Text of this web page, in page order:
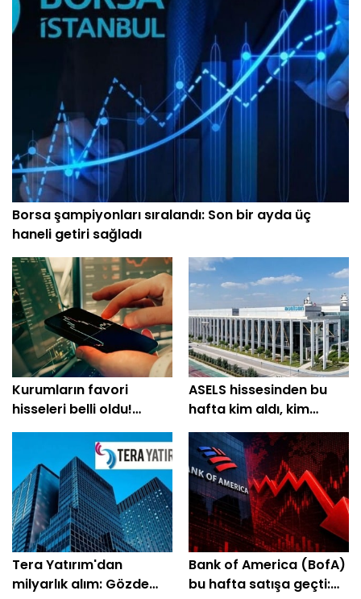
Borsa şampiyonları sıralandı: Son bir ayda üç
haneli getiri sağladı
Kurumların favori
hisseleri belli oldu!
Yüzde 200'e yakın getiri
ASELS hissesinden bu
hafta kim aldı, kim
sattı?
Tera Yatırım'dan
milyarlık alım: Gözde
Bank of America (BofA)
bu hafta satışa geçti: